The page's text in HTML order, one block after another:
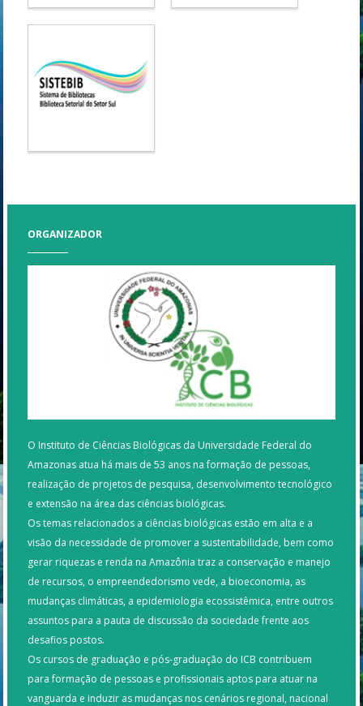
ORGANIZADOR
O Instituto de Ciências Biológicas da Universidade Federal do
Amazonas atua há mais de 53 anos na formação de pessoas,
realização de projetos de pesquisa, desenvolvimento tecnológico
e extensão na área das ciências biológicas.
Os temas relacionados a ciências biológicas estão em alta e a
visão da necessidade de promover a sustentabilidade, bem como
gerar riquezas e renda na Amazônia traz a conservação e manejo
de recursos, o empreendedorismo vede, a bioeconomia, as
mudanças climáticas, a epidemiologia ecossistêmica, entre outros
assuntos para a pauta de discussão da sociedade frente aos
desafios postos.
Os cursos de graduação e pós-graduação do ICB contribuem
para formação de pessoas e profissionais aptos para atuar na
vanguarda e induzir as mudanças nos cenários regional, nacional